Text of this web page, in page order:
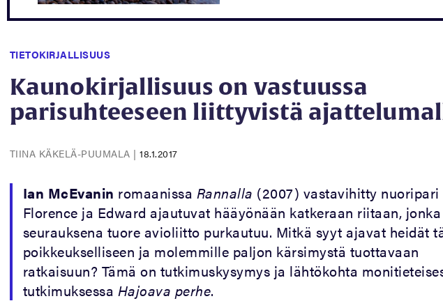
TIETOKIRJALLISUUS
Kaunokirjallisuus on vastuussa
parisuhteeseen liittyvistä
TIINA KÄKELÄ-PUUMALA | 18.1.2017
Ian McEvanin romaanissa Rannalla (2007) vastavihitty nuoripari
Florence ja Edward ajautuvat hääyönään katkeraan riitaan, jonka
seurauksena tuore avioliitto purkautuu. Mitkä syyt ajavat heidät
poikkeukselliseen ja molemmille paljon kärsimystä tuottavaan
ratkaisuun? Tämä on tutkimuskysymys ja lähtökohta
tutkimuksessa Hajoava perhe.